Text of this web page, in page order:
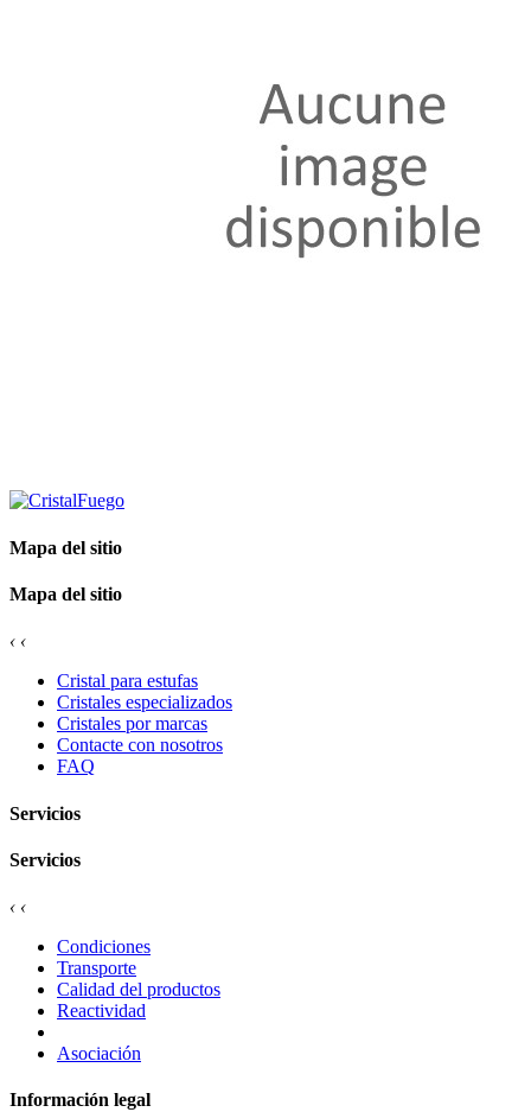
Mapa del sitio
Mapa del sitio
‹ ‹
Cristal para estufas
Cristales especializados
Cristales por marcas
Contacte con nosotros
FAQ
Servicios
Servicios
‹ ‹
Condiciones
Transporte
Calidad del productos
Reactividad
Asociación
Información legal